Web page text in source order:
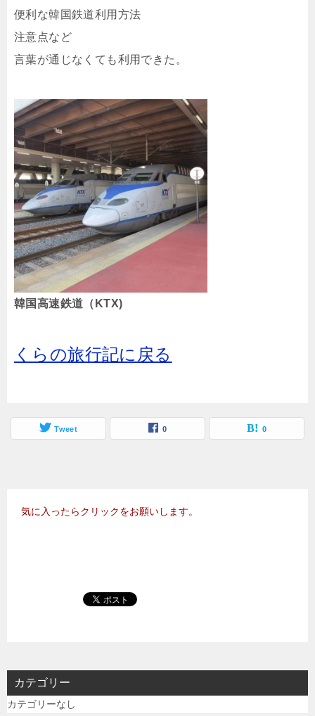
便利な韓国鉄道利用方法
注意点など
言葉が通じなくても利用できた。
韓国高速鉄道（KTX)
くらの旅行記に戻る
Tweet 0 0
気に入ったらクリックをお願いします。
カテゴリー
カテゴリーなし